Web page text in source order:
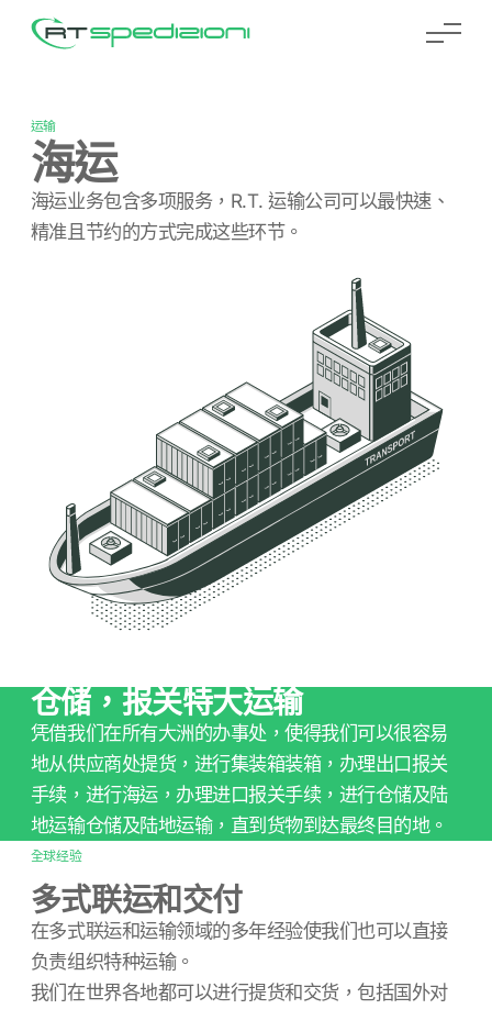
运输
海运
海运业务包含多项服务，R.T. 运输公司可以最快速、
精准且节约的方式完成这些环节。
仓储，报关特大运输
凭借我们在所有大洲的办事处，使得我们可以很容易
地从供应商处提货，进行集装箱装箱，办理出口报关
手续，进行海运，办理进口报关手续，进行仓储及陆
地运输仓储及陆地运输，直到货物到达最终目的地。
全球经验
多式联运和交付
在多式联运和运输领域的多年经验使我们也可以直接
负责组织特种运输。
我们在世界各地都可以进行提货和交货，包括国外对